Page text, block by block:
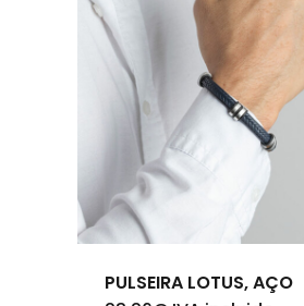
PULSEIRA LOTUS, AÇO